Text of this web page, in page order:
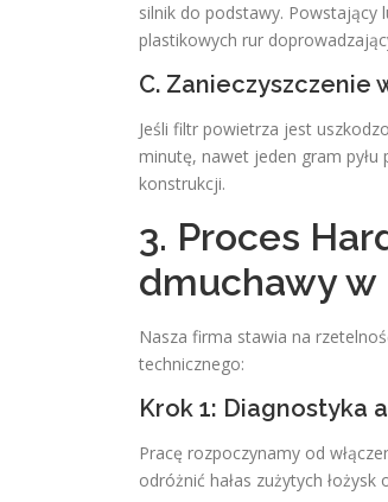
silnik do podstawy. Powstający
plastikowych rur
C. Zanieczyszczenie
Jeśli filtr powietrza jest
minutę, nawet jeden gram pyłu
konstrukcji.
3. Proces
dmuchawy w
Nasza firma stawia na
technicznego:
Krok 1: Diagnostyka
Pracę rozpoczynamy od
odróżnić hałas zużytych